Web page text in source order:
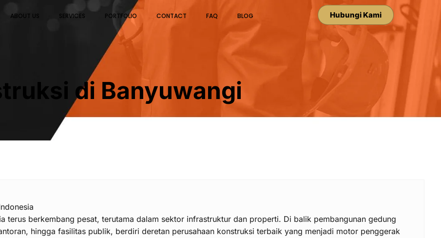
ABOUT US SERVICES PORTFOLIO CONTACT FAQ BLOG Hubungi Kami
di Banyuwangi
terus berkembang pesat, terutama dalam sektor infrastruktur dan properti. Di balik pembangunan gedung
hingga fasilitas publik, berdiri deretan perusahaan konstruksi terbaik yang menjadi motor penggerak